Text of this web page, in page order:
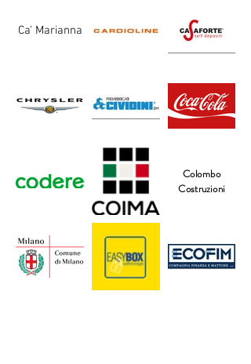
Ca' Marianna
Colombo
Costruzioni